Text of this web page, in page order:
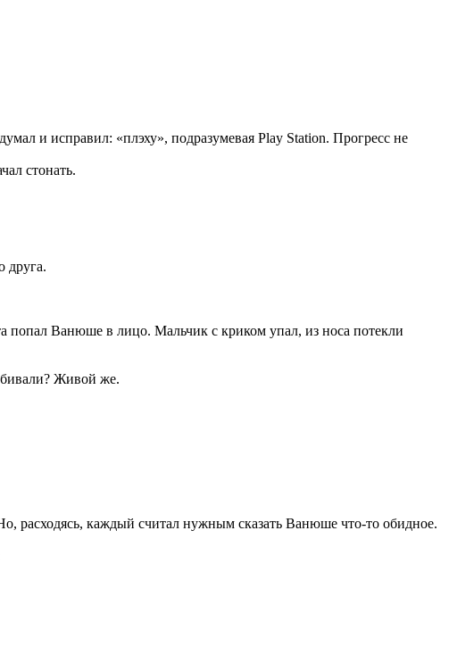
и исправил: «плэху», подразумевая Play Station. Прогресс не
стонать.
друга.
попал Ванюше в лицо. Мальчик с криком упал, из носа потекли
Живой же.
расходясь, каждый считал нужным сказать Ванюше что-то обидное.